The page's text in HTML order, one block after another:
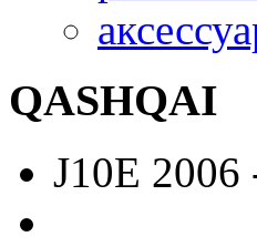
QASHQAI
J10E 2006